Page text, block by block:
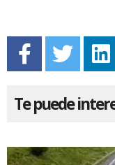
Te puede